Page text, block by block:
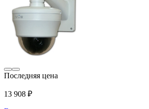
Последняя цена
13 908 ₽